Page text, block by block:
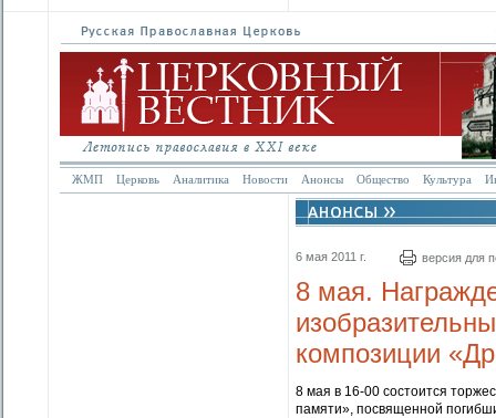
ЖМП Церковь Аналитика Новости Анонсы Общество Культура
6 мая 2011 г. версия для
8 мая.
композиции
8 мая в 16-00 состоится
памяти», посвященной